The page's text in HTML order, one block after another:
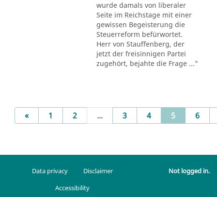
wurde damals von liberaler
Seite im Reichstage mit einer
gewissen Begeisterung die
Steuerreform befürwortet.
Herr von Stauffenberg, der
jetzt der freisinnigen Partei
zugehört, bejahte die Frage ..."
«Previous
1 2 ... 3 4 5(current)
6
Data privacy
Disclaimer
Accessibility
Not logged in.